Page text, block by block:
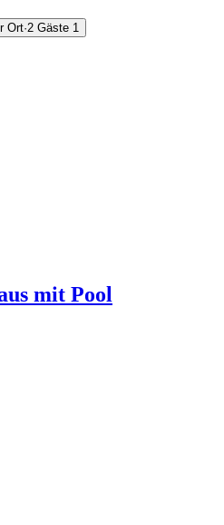
Ort·2 Gäste 1
mit Pool